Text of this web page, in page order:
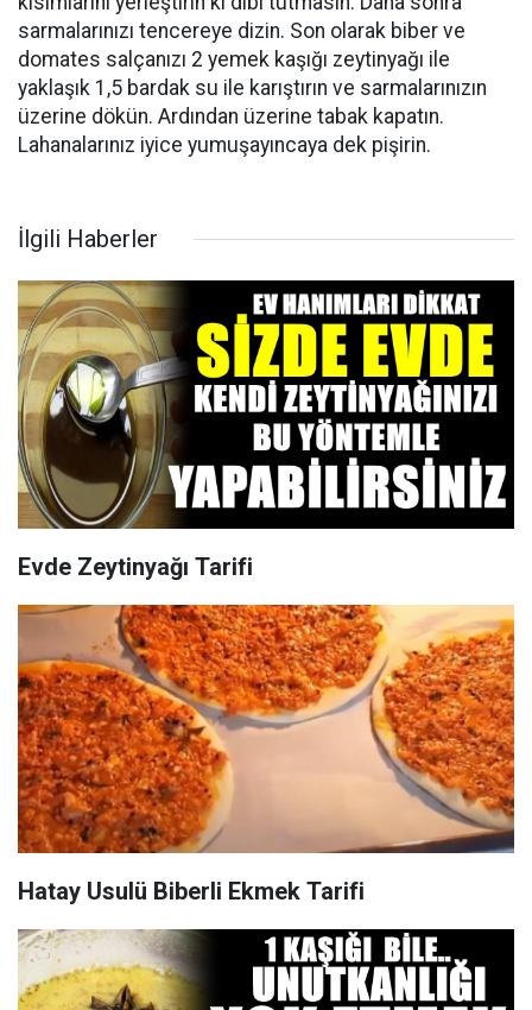
sarmalarınızı tencereye dizin. Son olarak biber ve
domates salçanızı 2 yemek kaşığı zeytinyağı ile
yaklaşık 1,5 bardak su ile karıştırın ve sarmalarınızın
üzerine dökün. Ardından üzerine tabak kapatın.
Lahanalarınız iyice yumuşayıncaya dek pişirin.
İlgili Haberler
Evde Zeytinyağı Tarifi
Hatay Usulü Biberli Ekmek Tarifi